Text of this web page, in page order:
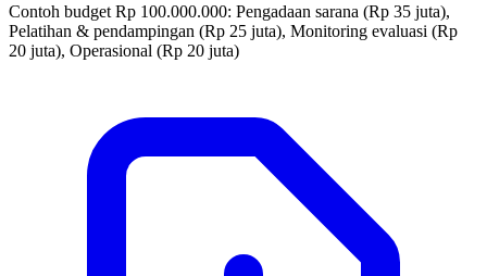
Contoh budget Rp 100.000.000: Pengadaan sarana (Rp 35 juta),
Pelatihan & pendampingan (Rp 25 juta), Monitoring evaluasi (Rp
20 juta), Operasional (Rp 20 juta)